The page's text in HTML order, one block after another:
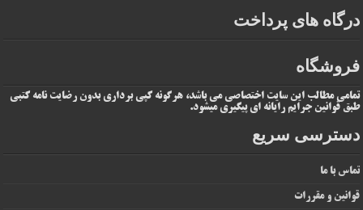
درگاه های پرداخت
فروشگاه
تمامی مطالب این سایت اختصاصی می باشد، هرگونه کپی برداری بدون رضایت نامه کتبی
طبق قوانین جرایم رایانه ای پیگیری میشود.
دسترسی سریع
تماس با ما
قوانین و مقررات